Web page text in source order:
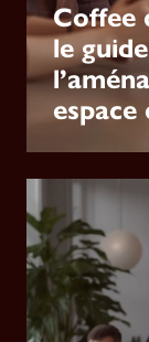
Coffee
le
espace